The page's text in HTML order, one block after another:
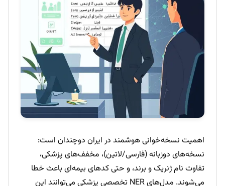
اهمیت نسخه‌خوانی هوشمند در ایران دوچندان است:
نسخه‌های دوزبانه (فارسی/لاتین)، مخفف‌های پزشکی،
تفاوت نام ژنریک و برند، و حتی کدهای بیمه‌ای باعث خطا
می‌شوند. مدل‌های NER تخصصی پزشکی می‌توانند این